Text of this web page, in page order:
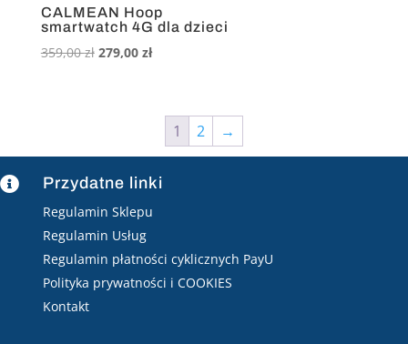
CALMEAN Hoop
smartwatch 4G dla dzieci
359,00zł Pierwotna
279,00 złAktualna
279,00 zł.
1 2 →
 Przydatne linki
Regulamin Sklepu
Regulamin Usług
Regulamin płatności cyklicznych PayU
Polityka prywatności i COOKIES
Kontakt